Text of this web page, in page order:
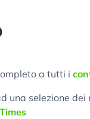
a tutti i
una selezione